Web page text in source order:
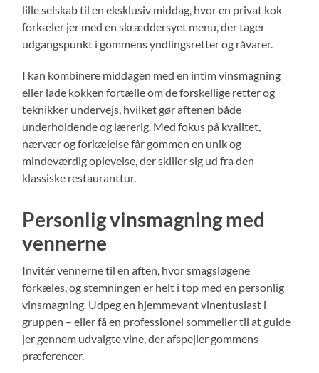
lille selskab til en eksklusiv middag, hvor en privat kok
forkæler jer med en skræddersyet menu, der tager
udgangspunkt i gommens yndlingsretter og råvarer.
I kan kombinere middagen med en intim vinsmagning
eller lade kokken fortælle om de forskellige retter og
teknikker undervejs, hvilket gør aftenen både
underholdende og lærerig. Med fokus på kvalitet,
nærvær og forkælelse får gommen en unik og
mindeværdig oplevelse, der skiller sig ud fra den
klassiske restauranttur.
Personlig vinsmagning med
vennerne
Invitér vennerne til en aften, hvor smagsløgene
forkæles, og stemningen er helt i top med en personlig
vinsmagning. Udpeg en hjemmevant vinentusiast i
gruppen – eller få en professionel sommelier til at guide
jer gennem udvalgte vine, der afspejler gommens
præferencer.